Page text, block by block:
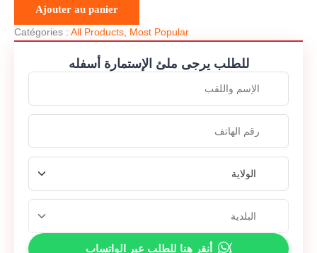
Ajouter au panier
Catégories : All Products, Most Popular
للطلب يرجى ملئ الإستمارة أسفله
أنقر هنا للطلب عبر الواتساب